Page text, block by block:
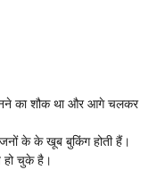
का शौक था और आगे चलकर
के के खूब बुकिंग होती हैं।
हो चुके है।